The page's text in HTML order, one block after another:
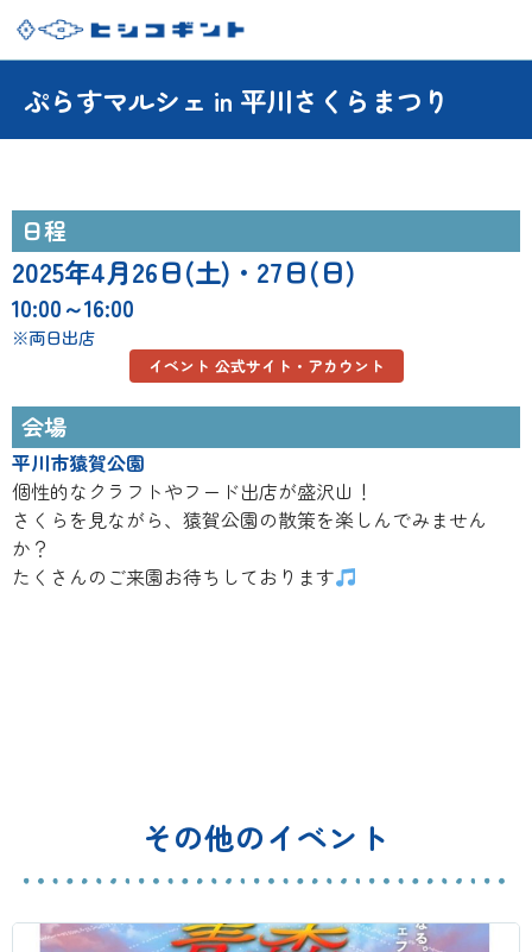
ぷらすマルシェ in 平川さくらまつり
個性的なクラフトやフード出店が盛沢山！
さくらを見ながら、猿賀公園の散策を楽しんでみません
か？
たくさんのご来園お待ちしております
日程
2025年4月26日(土)・27日(日)
10:00～16:00
※両日出店
イベント 公式サイト・アカウント
会場
平川市猿賀公園
その他のイベント